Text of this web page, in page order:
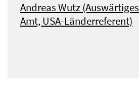
Andreas Wutz (Auswärtiges
Amt, USA-Länderreferent)